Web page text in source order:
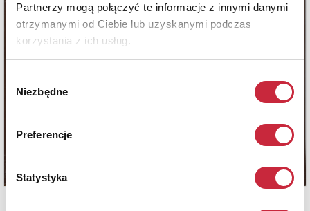
Partnerzy mogą połączyć te informacje z innymi danymi
otrzymanymi od Ciebie lub uzyskanymi podczas
korzystania z ich usług.
zgody
Niezbędne
Preferencje
Statystyka